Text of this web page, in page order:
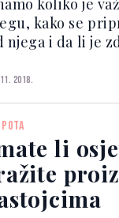
koliko je
kako se
njega i da li je
ulje
oko očiju. Kokosovo ulje je
lijek protiv...
2018.
li